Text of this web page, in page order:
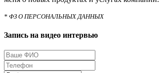
* ФЗ О ПЕРСОНАЛЬНЫХ ДАННЫХ
Запись на видео интервью